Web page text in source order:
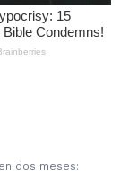
dos meses: